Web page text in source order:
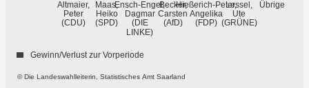
Altmaier,
Peter
(CDU)
Maas,
Heiko
(SPD)
Ensch-Engel,
Dagmar
(DIE
LINKE)
Becker,
Carsten
(AfD)
Hießerich-Peter,
Angelika
(FDP)
Lessel,
Ute
(GRÜNE)
Übrige
© Die Landeswahlleiterin, Statistisches Amt Saarland
Gewinn/Verlust zur Vorperiode